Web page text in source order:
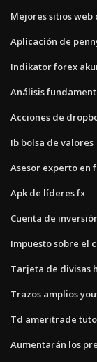
Mejores sitios web
Aplicación de
Indikator forex
Análisis
Acciones de
Ib bolsa de valores
Asesor experto en
Apk de líderes fx
Cuenta de
Impuesto sobre el
Tarjeta de divisas
Trazos amplios
Td ameritrade
Aumentarán los